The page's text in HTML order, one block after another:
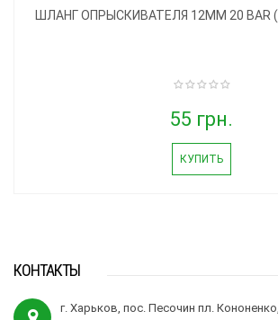
ШЛАНГ ОПРЫСКИВАТЕЛЯ 12ММ 20 BAR
55 грн.
КУПИТЬ
КОНТАКТЫ
г. Харьков, пос. Песочин пл.